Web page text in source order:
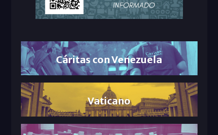
Cáritas con Venezuela
Vaticano